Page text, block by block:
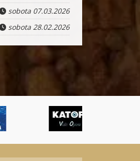
sobota 07.03.2026
sobota 28.02.2026